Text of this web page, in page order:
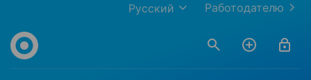
Работодателю
Русский